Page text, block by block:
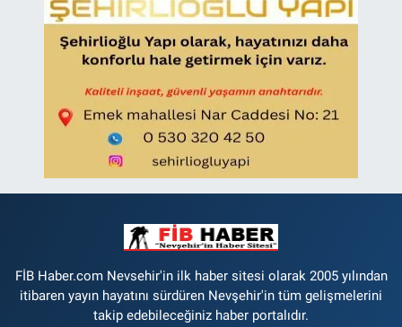
FİB Haber.com Nevsehir'in ilk haber sitesi olarak 2005 yılından
itibaren yayın hayatını sürdüren Nevşehir'in tüm gelişmelerini
takip edebileceğiniz haber portalıdır.